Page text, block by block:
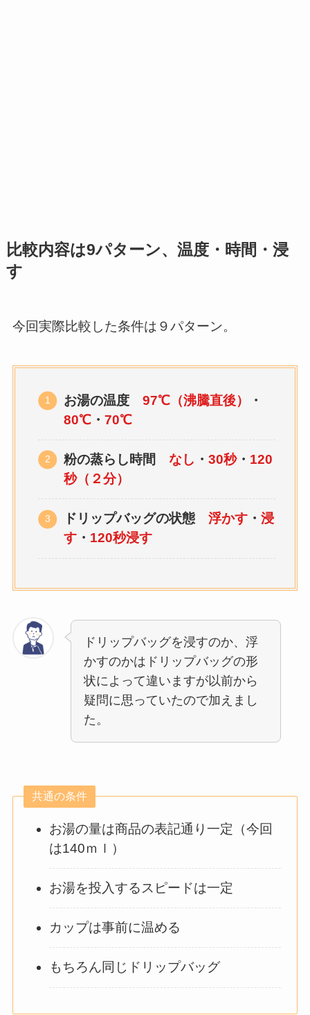
比較内容は9パターン、温度・時間・浸
す
今回実際比較した条件は９パターン。
お湯の温度97℃（沸騰直後）
・
80℃ ・70℃
粉の蒸らし時間なし ・30秒・ 120
秒（２分）
ドリップバッグの状態浮かす ・浸
す ・ 120秒浸す
ドリップバッグを浸すのか、浮
かすのかはドリップバッグの形
状によって違いますが以前から
疑問に思っていたので加えまし
た。
共通の条件
お湯の量は商品の表記通り一定（今回
は140ｍｌ）
お湯を投入するスピードは一定
カップは事前に温める
もちろん同じドリップバッグ